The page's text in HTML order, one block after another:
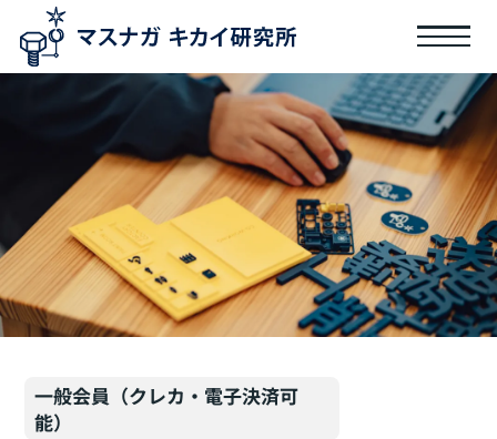
一般会員（クレカ・電子決済可
能）